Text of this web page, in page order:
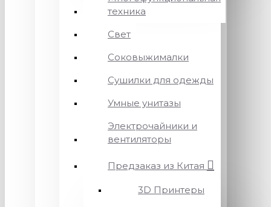
техника
Свет
Соковыжималки
Сушилки для одежды
Умные унитазы
Электрочайники и
вентиляторы
Предзаказ из Китая
3D Принтеры